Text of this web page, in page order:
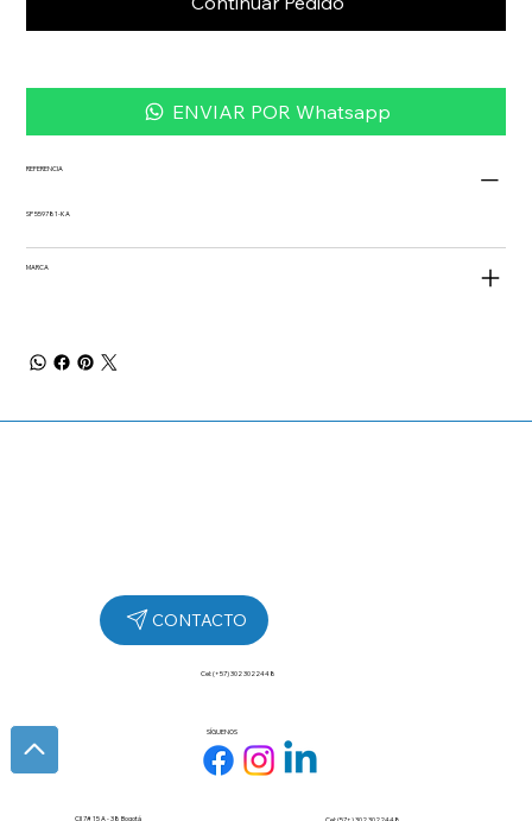
ENVIAR POR Whatsapp
REFERENCIA
SP 559781-KA
MARCA
SÍGUENOS
Cel: (+57) 302 3022448
Cll 7# 15 A - 38 Bogotá Cel: (57+) 302 3022448